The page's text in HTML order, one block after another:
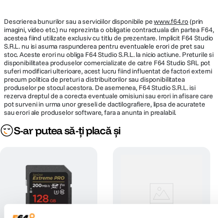
Greutatea produsului: 2000g
Culoare: Alb
Descrierea bunurilor sau a serviciilor disponibile pewww.f64.ro(prin
imagini, video etc.) nu reprezinta o obligatie contractuala din partea F64,
acestea fiind utilizate exclusiv cu titlu de prezentare. Implicit F64 Studio
S.R.L. nu isi asuma raspunderea pentru eventualele erori de pret sau
stoc. Aceste erori nu obliga F64 Studio S.R.L. la nicio actiune. Preturile si
disponibilitatea produselor comercializate de catre F64 Studio SRL pot
suferi modificari ulterioare, acest lucru fiind influentat de factori externi
precum politica de preturi a distribuitorilor sau disponibilitatea
produselor pe stocul acestora. De asemenea, F64 Studio S.R.L. isi
rezerva dreptul de a corecta eventuale omisiuni sau erori in afisare care
pot surveni in urma unor greseli de dactilografiere, lipsa de acuratete
sau erori ale produselor software, fara a anunta in prealabil.
S-ar putea să-ți placă și